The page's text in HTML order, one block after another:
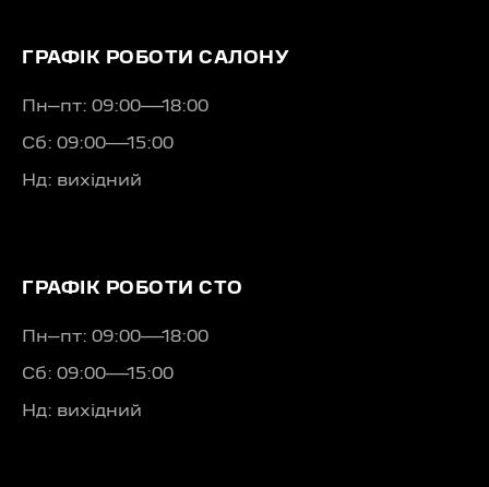
ГРАФІК РОБОТИ САЛОНУ
Пн–пт: 09:00—18:00
Сб: 09:00—15:00
Нд: вихідний
ГРАФІК РОБОТИ СТО
Пн–пт: 09:00—18:00
Сб: 09:00—15:00
Нд: вихідний